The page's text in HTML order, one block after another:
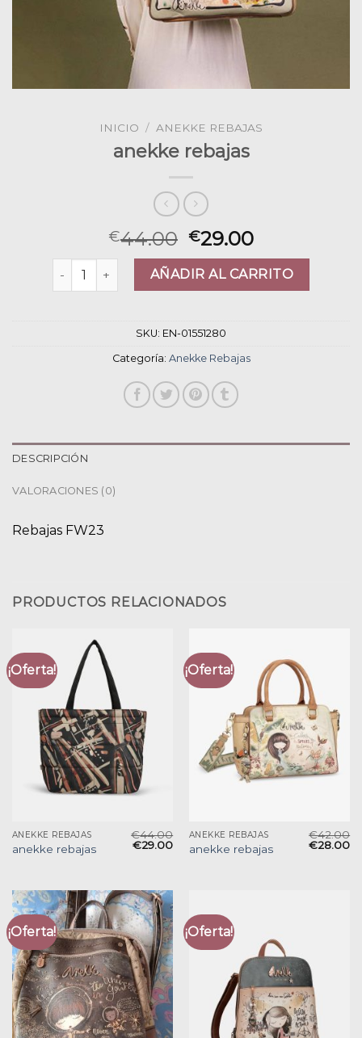
INICIO / ANEKKE REBAJAS
anekke rebajas
€44.00 €29.00
anekke rebajas cantidadAÑADIR AL CARRITO
SKU: EN-01551280
Categoría: Anekke Rebajas
DESCRIPCIÓN
VALORACIONES (0)
Rebajas FW23
PRODUCTOS RELACIONADOS
¡Oferta!
ANEKKE REBAJAS
anekke rebajas
€44.00
€29.00
¡Oferta!
ANEKKE REBAJAS
anekke rebajas
€42.00
€28.00
¡Oferta! ¡Oferta!